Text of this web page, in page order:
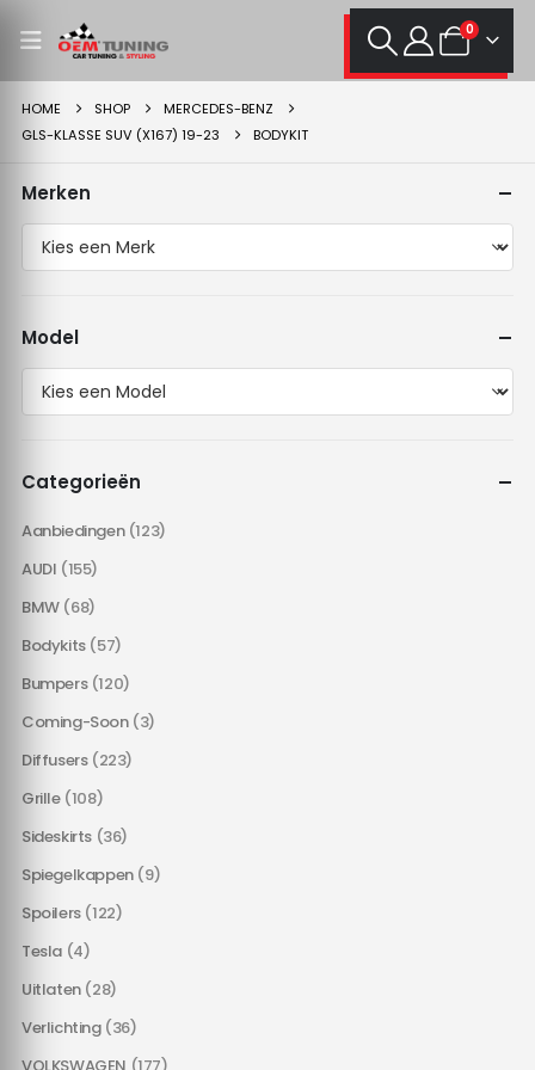
0
HOME SHOP
MERCEDES-BENZ
GLS-KLASSE SUV (X167) 19-23
BODYKIT
Merken
Model
Categorieën
Aanbiedingen (123)
AUDI (155)
BMW (68)
Bodykits (57)
Bumpers (120)
Coming-Soon (3)
Diffusers (223)
Grille (108)
Sideskirts (36)
Spiegelkappen (9)
Spoilers (122)
Tesla (4)
Uitlaten (28)
Verlichting (36)